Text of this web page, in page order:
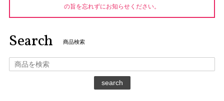
の旨を忘れずにお知らせください。
Search 商品検索
search